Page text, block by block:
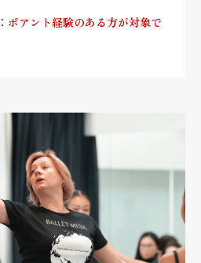
ポアント経験のある方が対象で